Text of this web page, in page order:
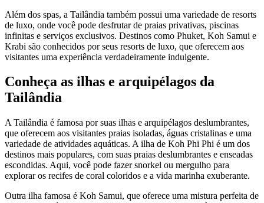
Além dos spas, a Tailândia também possui uma variedade de resorts
de luxo, onde você pode desfrutar de praias privativas, piscinas
infinitas e serviços exclusivos. Destinos como Phuket, Koh Samui e
Krabi são conhecidos por seus resorts de luxo, que oferecem aos
visitantes uma experiência verdadeiramente indulgente.
Conheça as ilhas e arquipélagos da
Tailândia
A Tailândia é famosa por suas ilhas e arquipélagos deslumbrantes,
que oferecem aos visitantes praias isoladas, águas cristalinas e uma
variedade de atividades aquáticas. A ilha de Koh Phi Phi é um dos
destinos mais populares, com suas praias deslumbrantes e enseadas
escondidas. Aqui, você pode fazer snorkel ou mergulho para
explorar os recifes de coral coloridos e a vida marinha exuberante.
Outra ilha famosa é Koh Samui, que oferece uma mistura perfeita de